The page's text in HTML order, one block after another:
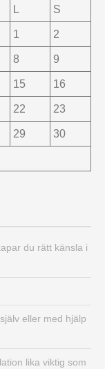
L S
1 2
8 9
15 16
22 23
29 30
du rätt känsla i
eller med hjälp
lika viktig som